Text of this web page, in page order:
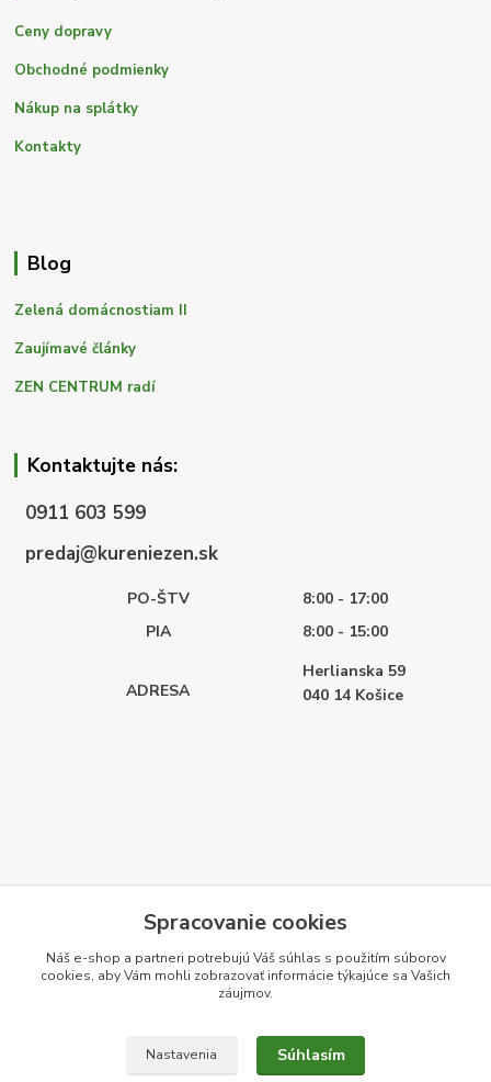
Ceny dopravy
Obchodné podmienky
Nákup na splátky
Kontakty
Blog
Zelená domácnostiam II
Zaujímavé články
ZEN CENTRUM radí
Kontaktujte nás:
0911 603 599
predaj@kureniezen.sk
PO-ŠTV
8:00 - 17:00
PIA
8:00 - 15:00
ADRESA
Herlianska 59
040 14 Košice
Spracovanie cookies
Náš e-shop a partneri potrebujú Váš súhlas s použitím súborov
cookies, aby Vám mohli zobrazovať informácie týkajúce sa Vašich
záujmov.
Nastavenia Súhlasím